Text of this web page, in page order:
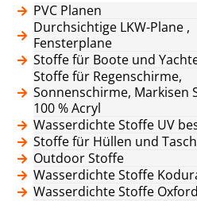
PVC Planen
Durchsichtige LKW-Plane ,
Fensterplane
Stoffe für Boote und
Stoffe für Regenschirme,
Sonnenschirme, Markisen
100 % Acryl
Wasserdichte Stoffe UV
Stoffe für Hüllen und
Outdoor Stoffe
Wasserdichte Stoffe
Wasserdichte Stoffe Oxford